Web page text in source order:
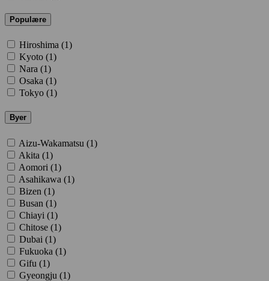
Populære
Hiroshima (1)
Kyoto (1)
Nara (1)
Osaka (1)
Tokyo (1)
Byer
Aizu-Wakamatsu (1)
Akita (1)
Aomori (1)
Asahikawa (1)
Bizen (1)
Busan (1)
Chiayi (1)
Chitose (1)
Dubai (1)
Fukuoka (1)
Gifu (1)
Gyeongju (1)